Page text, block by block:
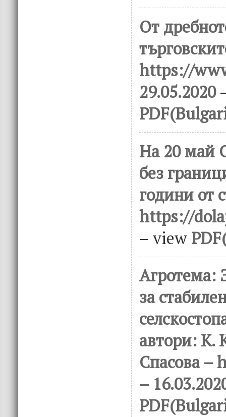
От
https://
29.05.2020
На 20 май
без
години от
https://
– view
Агротема:
за
автори: К.
Спасова –
–